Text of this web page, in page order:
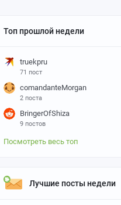
Топ прошлой недели
truekpru
71 пост
comandanteMorgan
2 поста
BringerOfShiza
9 постов
Посмотреть весь топ
Лучшие посты недели